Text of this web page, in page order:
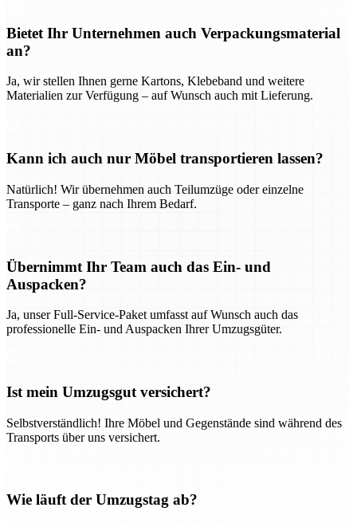
Bietet Ihr Unternehmen auch Verpackungsmaterial
an?
Ja, wir stellen Ihnen gerne Kartons, Klebeband und weitere
Materialien zur Verfügung – auf Wunsch auch mit Lieferung.
Kann ich auch nur Möbel transportieren lassen?
Natürlich! Wir übernehmen auch Teilumzüge oder einzelne
Transporte – ganz nach Ihrem Bedarf.
Übernimmt Ihr Team auch das Ein- und
Auspacken?
Ja, unser Full-Service-Paket umfasst auf Wunsch auch das
professionelle Ein- und Auspacken Ihrer Umzugsgüter.
Ist mein Umzugsgut versichert?
Selbstverständlich! Ihre Möbel und Gegenstände sind während des
Transports über uns versichert.
Wie läuft der Umzugstag ab?